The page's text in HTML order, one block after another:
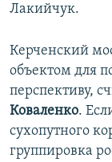
Лакийчук.
Керченский
объектом для
перспективу,
Коваленко.
сухопутного
группировка